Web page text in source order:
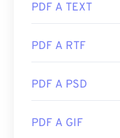
PDF A TEXT
PDF A RTF
PDF A PSD
PDF A GIF